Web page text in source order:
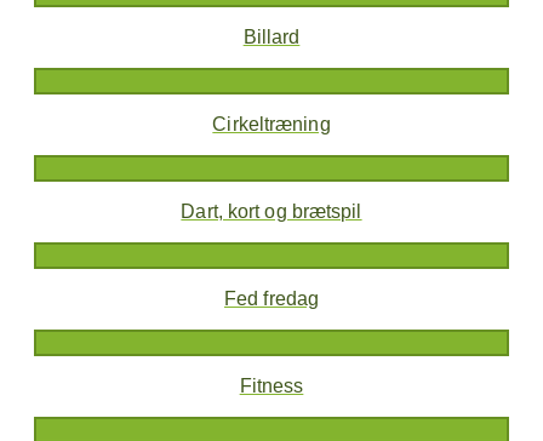
Billard
Cirkeltræning
Dart, kort og brætspil
Fed fredag
Fitness